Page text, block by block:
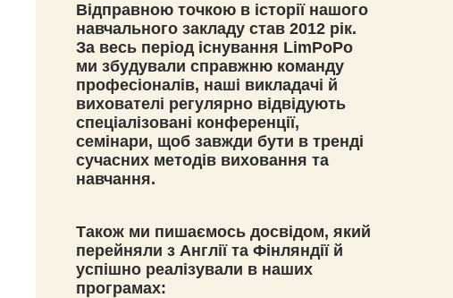
Відправною точкою в історії нашого
навчального закладу став 2012 рік.
За весь період існування LimPoPo
ми збудували справжню команду
професіоналів, наші викладачі й
вихователі регулярно відвідують
спеціалізовані конференції,
семінари, щоб завжди бути в тренді
сучасних методів виховання та
навчання.
Також ми пишаємось досвідом, який
перейняли з Англії та Фінляндії й
успішно реалізували в наших
програмах: